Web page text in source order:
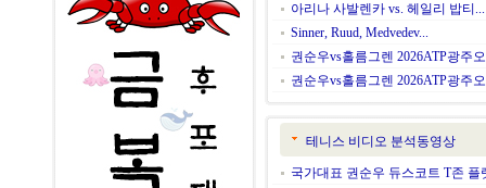
아리나 사발렌카 vs. 헤일리 밥티...
Sinner, Ruud, Medvedev...
권순우vs홀름그렌 2026ATP광주
권순우vs홀름그렌 2026ATP광주
테니스 비디오 분석동영상
국가대표 권순우 듀스코트 T존 플